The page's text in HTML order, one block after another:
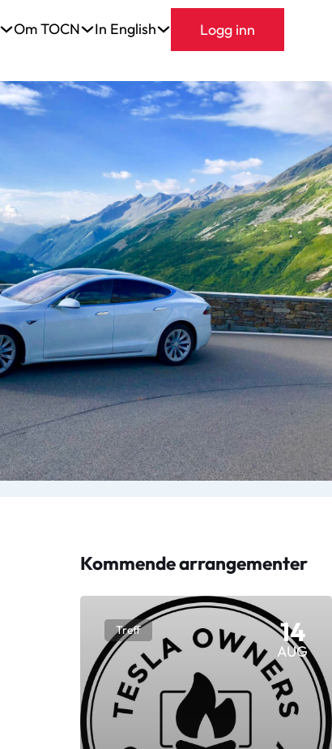
Om TOCN In English Logg inn
Kommende arrangementer
Treff 14
AUG